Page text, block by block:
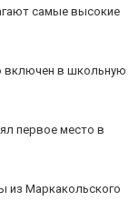
самые высокие
включен в школьную
первое место в
из Маркакольского